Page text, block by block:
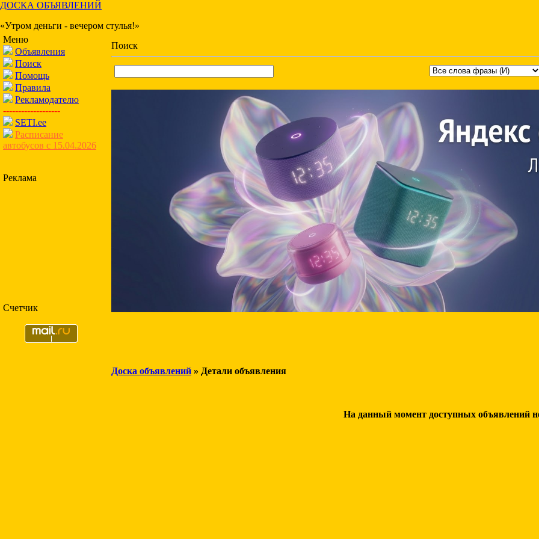
ДОСКА ОБЪЯВЛЕНИЙ
«Утром деньги - вечером стулья!»
Меню
Объявления
Поиск
Помощь
Правила
Рекламодателю
-------------------
SETI.ee
Расписание
автобусов с 15.04.2026
Реклама
Счетчик
Поиск
Доска объявлений » Детали объявления
На данный момент доступных объявлений